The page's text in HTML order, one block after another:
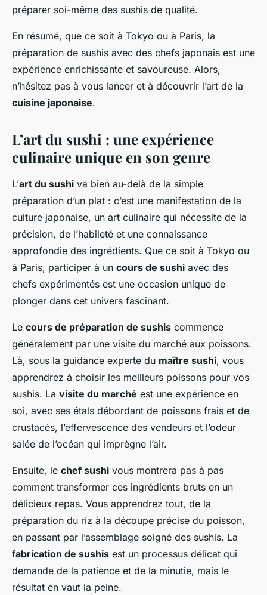
préparer soi-même des sushis de qualité.
En résumé, que ce soit à Tokyo ou à Paris, la
préparation de sushis avec des chefs japonais est une
expérience enrichissante et savoureuse. Alors,
n’hésitez pas à vous lancer et à découvrir l’art de la
cuisine japonaise.
L’art du sushi : une expérience
culinaire unique en son genre
L’art du sushi va bien au-delà de la simple
préparation d’un plat : c’est une manifestation de la
culture japonaise, un art culinaire qui nécessite de la
précision, de l’habileté et une connaissance
approfondie des ingrédients. Que ce soit à Tokyo ou
à Paris, participer à un cours de sushi avec des
chefs expérimentés est une occasion unique de
plonger dans cet univers fascinant.
Le cours de préparation de sushis commence
généralement par une visite du marché aux poissons.
Là, sous la guidance experte du maître sushi, vous
apprendrez à choisir les meilleurs poissons pour vos
sushis. La visite du marché est une expérience en
soi, avec ses étals débordant de poissons frais et de
crustacés, l’effervescence des vendeurs et l’odeur
salée de l’océan qui imprègne l’air.
Ensuite, le chef sushi vous montrera pas à pas
comment transformer ces ingrédients bruts en un
délicieux repas. Vous apprendrez tout, de la
préparation du riz à la découpe précise du poisson,
en passant par l’assemblage soigné des sushis. La
fabrication de sushis est un processus délicat qui
demande de la patience et de la minutie, mais le
résultat en vaut la peine.